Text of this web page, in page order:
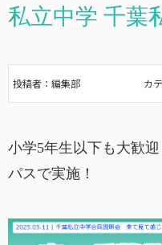
私立中学 千葉
投稿者：編集部 カ
小学5年生以下も大歓
パスで実施！